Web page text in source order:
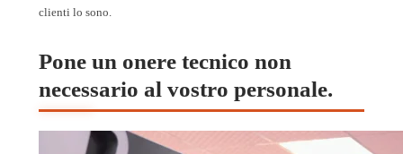
clienti lo sono.
Pone un onere tecnico non
necessario al vostro personale.